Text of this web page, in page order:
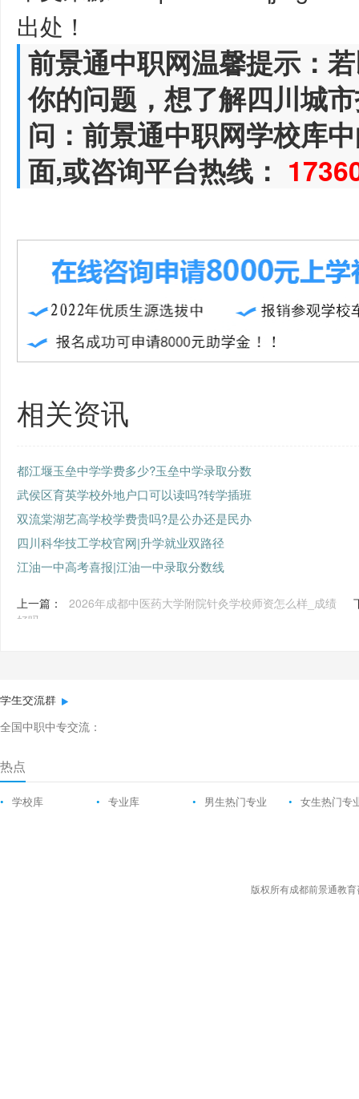
出处！
前景通中职网温馨提示：
你的问题，想了解四川城
问：前景通中职网学校库
面,或咨询平台热线：
相关资讯
都江堰玉垒中学学费多少?玉垒中学录取分数
武侯区育英学校外地户口可以读吗?转学插班
双流棠湖艺高学校学费贵吗?是公办还是民办
四川科华技工学校官网|升学就业双路径
江油一中高考喜报|江油一中录取分数线
上一篇：
2026年成都中医药大学附院针灸学校师资怎么样_成绩
好吗
学生交流群
全国中职中专交流：
热点
• 学校库 • 专业库 • 男生热门专业 • 女生热门专
版权所有成都前景通教